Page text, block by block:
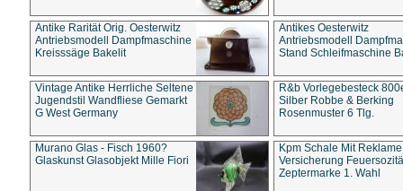
Antike Rarität Orig. Oesterwitz
Antriebsmodell Dampfmaschine
Kreisssäge Bakelit
Antikes Oesterwitz
Antriebsmodell
Stand Schleifmaschine
Vintage Antike Herrliche Seltene
Jugendstil Wandfliese Gemarkt
G West Germany
R&b Vorlegebesteck
Silber Robbe & Berking
Rosenmuster 6 Tlg.
Murano Glas - Fisch 1960?
Glaskunst Glasobjekt Mille Fiori
Kpm Schale Mit Reklame
Versicherung
Zeptermarke 1. Wahl